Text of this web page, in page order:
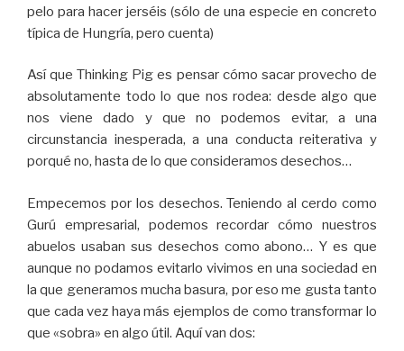
pelo para hacer jerséis (sólo de una especie en concreto
típica de Hungría, pero cuenta)
Así que Thinking Pig es pensar cómo sacar provecho de
absolutamente todo lo que nos rodea: desde algo que
nos viene dado y que no podemos evitar, a una
circunstancia inesperada, a una conducta reiterativa y
porqué no, hasta de lo que consideramos desechos…
Empecemos por los desechos. Teniendo al cerdo como
Gurú empresarial, podemos recordar cómo nuestros
abuelos usaban sus desechos como abono… Y es que
aunque no podamos evitarlo vivimos en una sociedad en
la que generamos mucha basura, por eso me gusta tanto
que cada vez haya más ejemplos de como transformar lo
que «sobra» en algo útil. Aquí van dos: